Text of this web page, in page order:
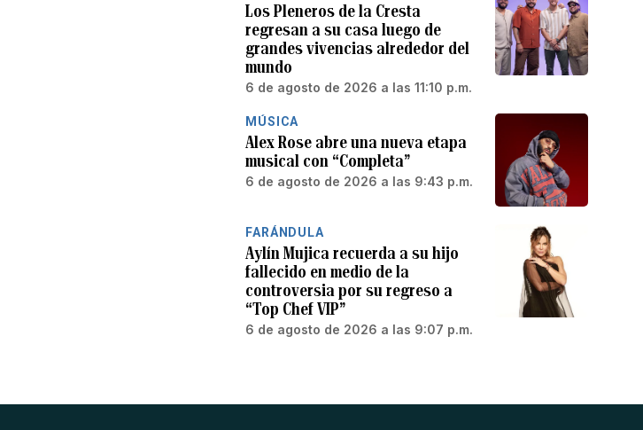
Los Pleneros de la Cresta
regresan a su casa luego de
grandes vivencias alrededor del
mundo
6 de agosto de 2026 a las 11:10 p.m.
MÚSICA
Alex Rose abre una nueva etapa
musical con “Completa”
6 de agosto de 2026 a las 9:43 p.m.
FARÁNDULA
Aylín Mujica recuerda a su hijo
fallecido en medio de la
controversia por su regreso a
“Top Chef VIP”
6 de agosto de 2026 a las 9:07 p.m.